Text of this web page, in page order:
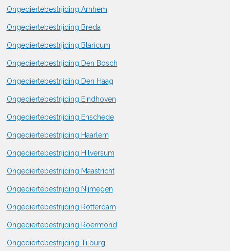
Ongediertebestrijding Arnhem
Ongediertebestrijding Breda
Ongediertebestrijding Blaricum
Ongediertebestrijding Den Bosch
Ongediertebestrijding Den Haag
Ongediertebestrijding Eindhoven
Ongediertebestrijding Enschede
Ongediertebestrijding Haarlem
Ongediertebestrijding Hilversum
Ongediertebestrijding Maastricht
Ongediertebestrijding Nijmegen
Ongediertebestrijding Rotterdam
Ongediertebestrijding Roermond
Ongediertebestrijding Tilburg